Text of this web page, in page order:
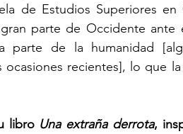
de Estudios Superiores en
parte de Occidente
parte de la humanidad
recientes], lo que
libro Una extraña derrota,